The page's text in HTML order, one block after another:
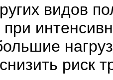
видов
риск